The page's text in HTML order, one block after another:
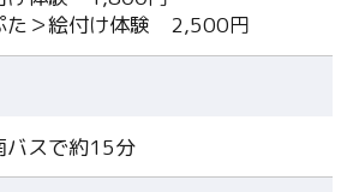
た＞絵付け体験 2,500円
バスで約15分
Twitter